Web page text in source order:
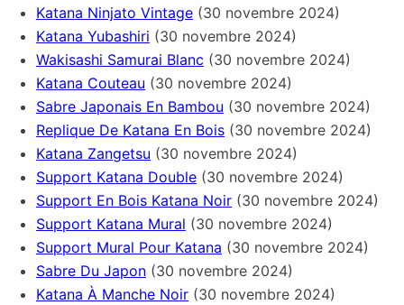
Katana Ninjato Vintage (30 novembre 2024)
Katana Yubashiri (30 novembre 2024)
Wakisashi Samurai Blanc (30 novembre 2024)
Katana Couteau (30 novembre 2024)
Sabre Japonais En Bambou (30 novembre 2024)
Replique De Katana En Bois (30 novembre 2024)
Katana Zangetsu (30 novembre 2024)
Support Katana Double (30 novembre 2024)
Support En Bois Katana Noir (30 novembre 2024)
Support Katana Mural (30 novembre 2024)
Support Mural Pour Katana (30 novembre 2024)
Sabre Du Japon (30 novembre 2024)
Katana À Manche Noir (30 novembre 2024)